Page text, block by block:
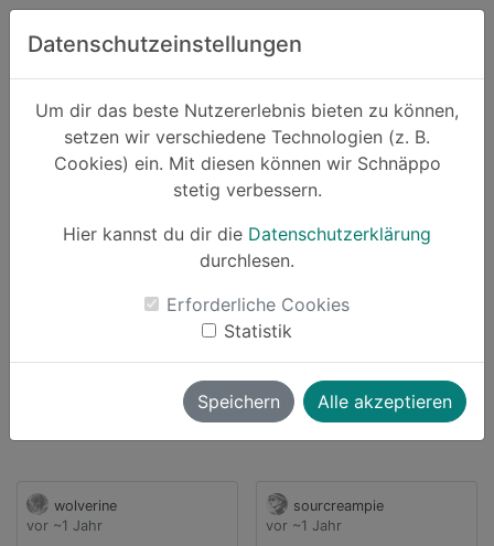
Zum Hauptinhalt springen
Datenschutzeinstellungen
Um dir das beste Nutzererlebnis bieten zu können,
setzen wir verschiedene Technologien (z. B.
Cookies) ein. Mit diesen können wir Schnäppo
stetig verbessern.
Hier kannst du dir die Datenschutzerklärung
durchlesen.
Erforderliche Cookies
Statistik
Speichern Alle akzeptieren
Suchen
Partner Click-Licht
Schnäppchen von Click-Licht
10 Angebote | bis zu4% Cashback
Direkt zum Partnerlaunch
wolverine
vor ~1 Jahr
sourcreampie
vor ~1 Jahr